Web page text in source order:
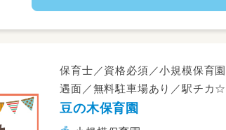
保育士／資格必須／小規模保育
遇面／無料駐車場あり／駅チカ
豆の木保育園